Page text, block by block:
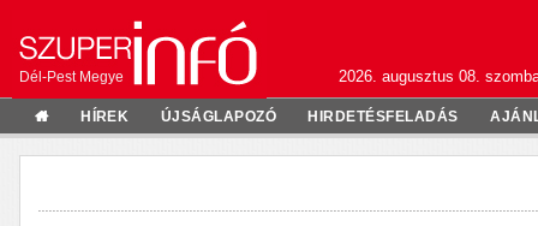
Dél-Pest Megye 2026. augusztus 08.
HÍREK ÚJSÁGLAPOZÓ HIRDETÉSFELADÁS